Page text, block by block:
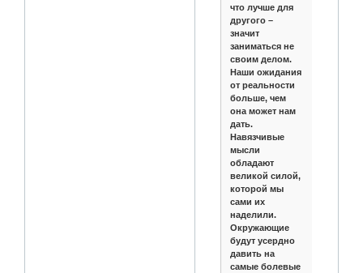
что лучше для
другого –
значит
заниматься не
своим делом.
Наши ожидания
от реальности
больше, чем
она может нам
дать.
Навязчивые
мысли
обладают
великой силой,
которой мы
сами их
наделили.
Окружающие
будут усердно
давить на
самые болевые